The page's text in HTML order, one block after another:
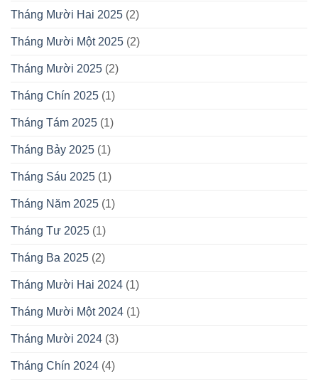
Tháng Mười Hai 2025 (2)
Tháng Mười Một 2025 (2)
Tháng Mười 2025 (2)
Tháng Chín 2025 (1)
Tháng Tám 2025 (1)
Tháng Bảy 2025 (1)
Tháng Sáu 2025 (1)
Tháng Năm 2025 (1)
Tháng Tư 2025 (1)
Tháng Ba 2025 (2)
Tháng Mười Hai 2024 (1)
Tháng Mười Một 2024 (1)
Tháng Mười 2024 (3)
Tháng Chín 2024 (4)